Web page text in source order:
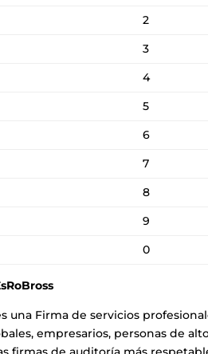
2
3
4
5
6
7
8
9
0
una Firma de servicios
empresarios, personas de